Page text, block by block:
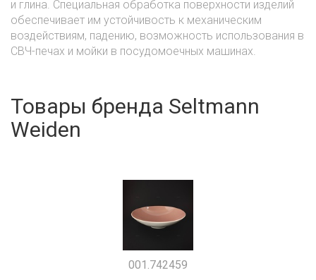
и глина. Специальная обработка поверхности изделий
обеспечивает им устойчивость к механическим
воздействиям, падению, возможность использования в
СВЧ-печах и мойки в посудомоечных машинах.
Товары бренда Seltmann
Weiden
001.742459